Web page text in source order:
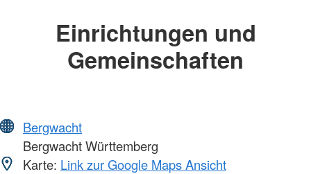
Einrichtungen und
Gemeinschaften
Bergwacht
Bergwacht Württemberg
Karte: Link zur Google Maps Ansicht